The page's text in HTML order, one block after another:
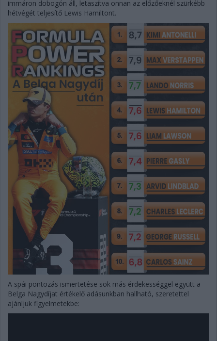
immáron dobogón áll, letaszítva onnan az előzőeknél szürkébb
hétvégét teljesítő Lewis Hamiltont.
A spái pontozás ismertetése sok más érdekességgel együtt a
Belga Nagydíjat értékelő adásunkban hallható, szeretettel
ajánljuk figyelmetekbe: